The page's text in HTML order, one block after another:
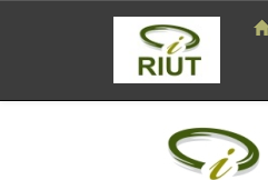
navigation